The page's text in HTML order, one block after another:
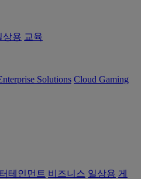
상용 교육
Solutions Cloud Gaming
테인먼트 비즈니스 일상용 게